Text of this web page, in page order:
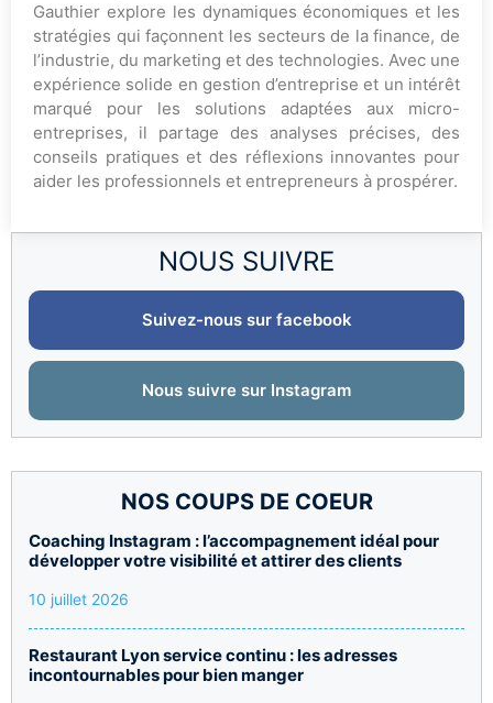
NOUS SUIVRE
Suivez-nous sur facebook
Nous suivre sur Instagram
NOS COUPS DE COEUR
Coaching Instagram : l’accompagnement idéal pour
développer votre visibilité et attirer des clients
10 juillet 2026
Restaurant Lyon service continu : les adresses
incontournables pour bien manger
Gauthier explore les dynamiques économiques et les
stratégies qui façonnent les secteurs de la finance, de
l’industrie, du marketing et des technologies. Avec une
expérience solide en gestion d’entreprise et un intérêt
marqué pour les solutions adaptées aux micro-
entreprises, il partage des analyses précises, des
conseils pratiques et des réflexions innovantes pour
aider les professionnels et entrepreneurs à prospérer.